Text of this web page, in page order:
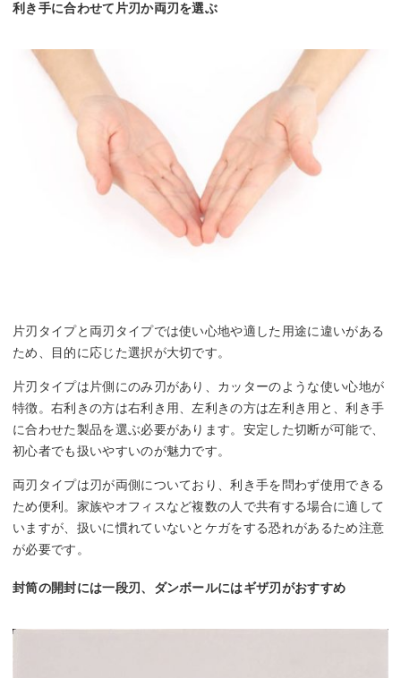
利き手に合わせて片刃か両刃を選ぶ
片刃タイプと両刃タイプでは使い心地や適した用途に違いがある
ため、目的に応じた選択が大切です。
片刃タイプは片側にのみ刃があり、カッターのような使い心地が
特徴。右利きの方は右利き用、左利きの方は左利き用と、利き手
に合わせた製品を選ぶ必要があります。安定した切断が可能で、
初心者でも扱いやすいのが魅力です。
両刃タイプは刃が両側についており、利き手を問わず使用できる
ため便利。家族やオフィスなど複数の人で共有する場合に適して
いますが、扱いに慣れていないとケガをする恐れがあるため注意
が必要です。
封筒の開封には一段刃、ダンボールにはギザ刃がおすすめ